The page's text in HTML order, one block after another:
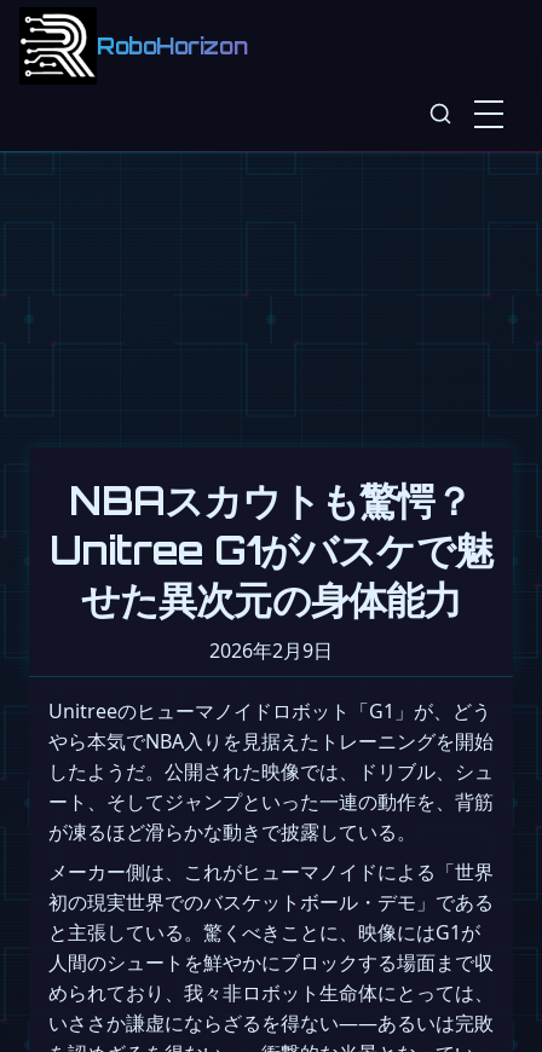
RoboHorizon
NBAスカウトも驚愕？
Unitree G1がバスケで魅
せた異次元の身体能力
2026年2月9日
Unitreeのヒューマノイドロボット「G1」が、どう
やら本気でNBA入りを見据えたトレーニングを開始
したようだ。公開された映像では、ドリブル、シュ
ート、そしてジャンプといった一連の動作を、背筋
が凍るほど滑らかな動きで披露している。
メーカー側は、これがヒューマノイドによる「世界
初の現実世界でのバスケットボール・デモ」である
と主張している。驚くべきことに、映像にはG1が
人間のシュートを鮮やかにブロックする場面まで収
められており、我々非ロボット生命体にとっては、
いささか謙虚にならざるを得ない——あるいは完敗